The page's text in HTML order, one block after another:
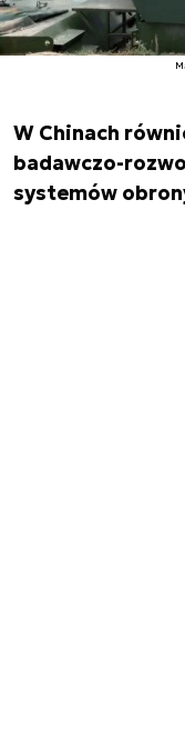
W Chinach
badawczo-
systemów